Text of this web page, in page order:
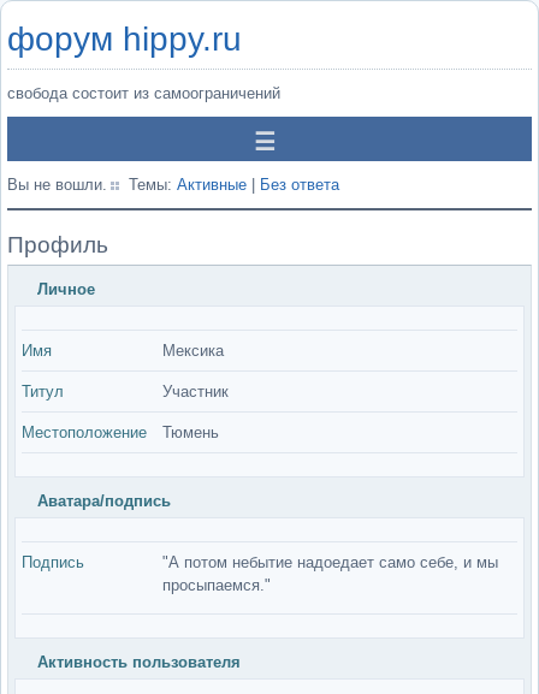
форум hippy.ru
свобода состоит из самоограничений
Вы не вошли. Темы: Активные Без ответа
Профиль
Личное
Имя Мексика
Титул Участник
Местоположение Тюмень
Аватара/подпись
Подпись
"А потом небытие надоедает само себе, и мы
просыпаемся."
Активность пользователя